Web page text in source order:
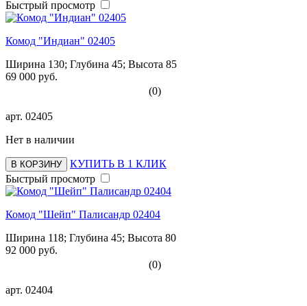
Быстрый просмотр
Комод "Индиан" 02405
Ширина 130; Глубина 45; Высота 85
69 000 руб.
(0)
арт. 02405
Нет в наличии
В КОРЗИНУ
КУПИТЬ В 1 КЛИК
Быстрый просмотр
Комод "Шейп" Палисандр 02404
Ширина 118; Глубина 45; Высота 80
92 000 руб.
(0)
арт. 02404